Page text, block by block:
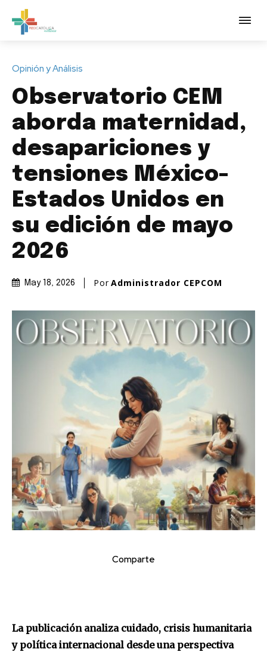
Opinión y Análisis
Observatorio CEM
aborda maternidad,
desapariciones y
tensiones México-
Estados Unidos en
su edición de mayo
2026
May 18, 2026 PorAdministrador CEPCOM
Comparte
La publicación analiza cuidado, crisis humanitaria
y política internacional desde una perspectiva